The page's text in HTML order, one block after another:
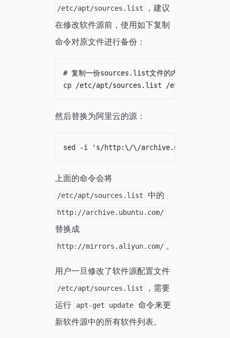
/etc/apt/sources.list
，建议
在修改软件源前，使用如下复制
命令对原文件进行备份：
# 复制一份sources.list文件的内容，以
然后替换为阿里云的源：
上面的命令会将
/etc/apt/sources.list 中的
http://archive.ubuntu.com/
替换成
http://mirrors.aliyun.com/ 。
用户一旦修改了软件源配置文件
/etc/apt/sources.list
，需要
运行
apt-get update 命令来更
新软件源中的所有软件列表。